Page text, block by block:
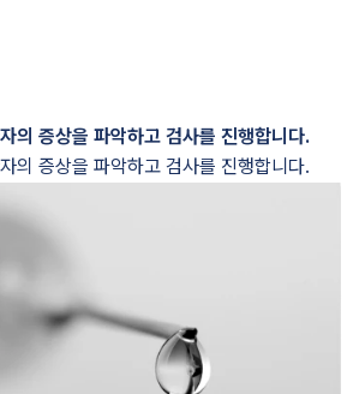
의 증상을 파악하고 검사를 진행합니다.
의 증상을 파악하고 검사를 진행합니다.